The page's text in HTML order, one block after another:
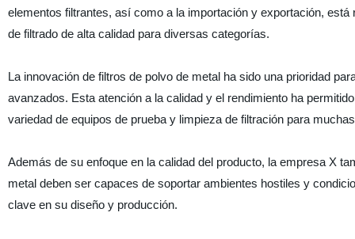
elementos filtrantes, así como a la importación y exportación,
de filtrado de alta calidad para diversas categorías.
La innovación de filtros de polvo de metal ha sido una prioridad
avanzados. Esta atención a la calidad y el rendimiento ha
variedad de equipos de prueba y limpieza de filtración para
Además de su enfoque en la calidad del producto, la empresa X
metal deben ser capaces de soportar ambientes hostiles y
clave en su diseño y producción.